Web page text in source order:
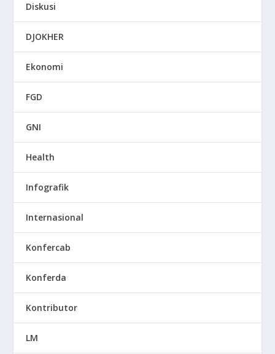
Diskusi
DJOKHER
Ekonomi
FGD
GNI
Health
Infografik
Internasional
Konfercab
Konferda
Kontributor
LM